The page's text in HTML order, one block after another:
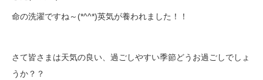
命の洗濯ですね～(*^^*)英気が養われました！！
さて皆さまは天気の良い、過ごしやすい季節どうお過ごしでしょ
うか？？